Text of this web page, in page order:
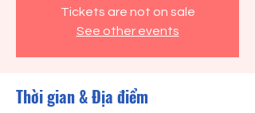
Tickets are not on sale
See other events
Thời gian & Địa điểm